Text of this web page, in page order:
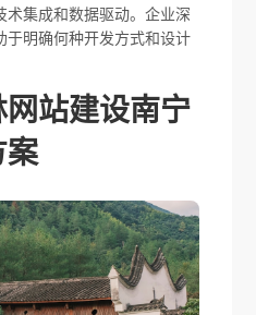
术集成和数据驱动。企业深
于明确何种开发方式和设计
站建设南宁
案